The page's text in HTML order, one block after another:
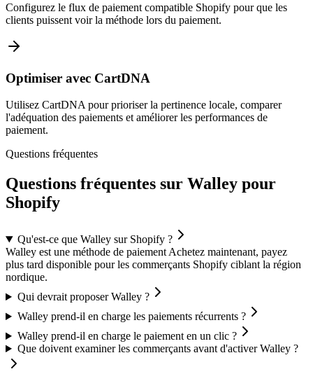
Configurez le flux de paiement compatible Shopify pour que les
clients puissent voir la méthode lors du paiement.
Optimiser avec CartDNA
Utilisez CartDNA pour prioriser la pertinence locale, comparer
l'adéquation des paiements et améliorer les performances de
paiement.
Questions fréquentes
Questions fréquentes sur Walley pour
Shopify
Qu'est-ce que Walley sur Shopify ?
Walley est une méthode de paiement Achetez maintenant, payez
plus tard disponible pour les commerçants Shopify ciblant la région
nordique.
Qui devrait proposer Walley ?
Walley prend-il en charge les paiements récurrents ?
Walley prend-il en charge le paiement en un clic ?
Que doivent examiner les commerçants avant d'activer Walley ?